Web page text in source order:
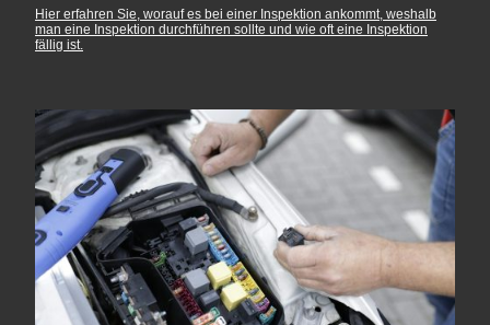
Hier erfahren Sie, worauf es bei einer Inspektion ankommt, weshalb
man eine Inspektion durchführen sollte und wie oft eine Inspektion
fällig ist.